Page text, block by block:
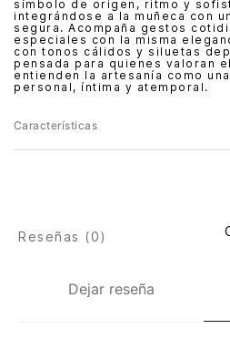
símbolo de origen, ritmo y
integrándose a la muñeca con
segura. Acompaña gestos
especiales con la misma
con tonos cálidos y siluetas
pensada para quienes valoran
entienden la artesanía como
personal, íntima y atemporal.
Características
Dejar reseña
Reseñas (0)